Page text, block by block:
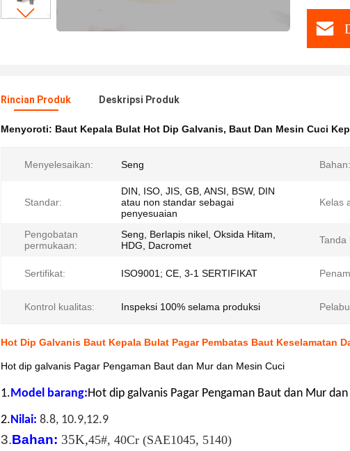
Rincian Produk Deskripsi Produk
Menyoroti: Baut Kepala Bulat Hot Dip Galvanis, Baut Dan Mesin Cuci
Menyelesaikan: Seng Bahan:
Standar:
DIN, ISO, JIS, GB, ANSI, BSW, DIN
atau non standar sebagai
penyesuaian
Kelas
Pengobatan
permukaan:
Seng, Berlapis nikel, Oksida Hitam,
HDG, Dacromet
Tanda
Sertifikat: ISO9001; CE, 3-1 SERTIFIKAT
Kontrol kualitas: Inspeksi 100% selama produksi
Hot Dip Galvanis Baut Kepala Bulat Pagar Pembatas Baut Keselamatan
Hot dip galvanis Pagar Pengaman Baut dan Mur dan Mesin Cuci
1.Model barang:Hot dip galvanis Pagar Pengaman Baut dan Mur
2.Nilai: 8.8, 10.9,12.9
3.Bahan: 35K,45#, 40Cr (SAE1045, 5140)